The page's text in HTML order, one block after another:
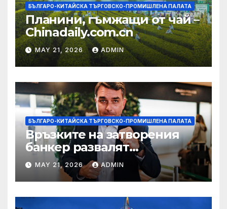
БЪЛГАРО-КИТАЙСКА ТЪРГОВСКО-ПРОМИШЛЕНА ПАЛАТА
Планини, гъмжащи от чай –
Chinadaily.com.cn
MAY 21, 2026 ADMIN
БЪЛГАРО-КИТАЙСКА ТЪРГОВСКО-ПРОМИШЛЕНА ПАЛАТА
Връзките на затворения
банкер развалят
надеждите на Флавио
Болсонаро за президент на
Бразилия
MAY 21, 2026 ADMIN